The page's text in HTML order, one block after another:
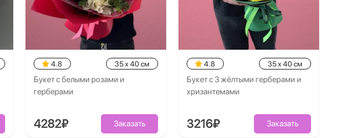
4.8 35 x 40 см
Букет с белыми розами и
герберами
4282₽ Заказать
4.8 35 x 40 см
Букет с 3 жёлтыми герберами и
хризантемами
3216₽ Заказать